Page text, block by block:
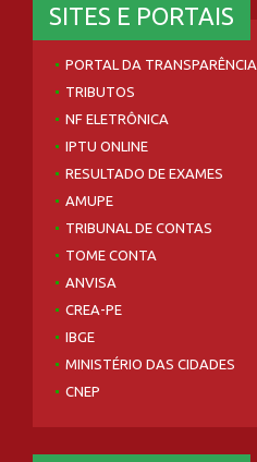
SITES E PORTAIS
PORTAL DA TRANSPARÊNCIA
TRIBUTOS
NF ELETRÔNICA
IPTU ONLINE
RESULTADO DE EXAMES
AMUPE
TRIBUNAL DE CONTAS
TOME CONTA
ANVISA
CREA-PE
IBGE
MINISTÉRIO DAS CIDADES
CNEP